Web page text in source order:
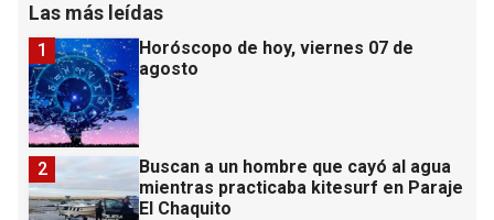
Las más leídas
Horóscopo de hoy, viernes 07 de
agosto
1
Buscan a un hombre que cayó al agua
mientras practicaba kitesurf en Paraje
El Chaquito
2